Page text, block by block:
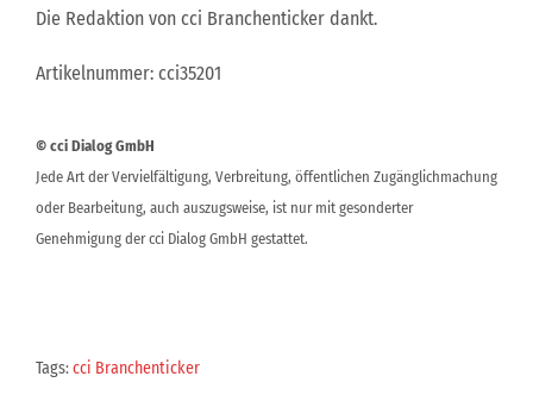
Die Redaktion von cci Branchenticker dankt.
Artikelnummer: cci35201
© cci Dialog GmbH
Jede Art der Vervielfältigung, Verbreitung, öffentlichen Zugänglichmachung
oder Bearbeitung, auch auszugsweise, ist nur mit gesonderter
Genehmigung der cci Dialog GmbH gestattet.
Tags:cci Branchenticker